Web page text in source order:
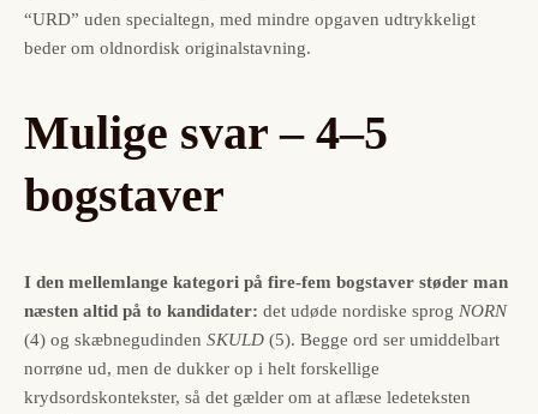
“URD” uden specialtegn, med mindre opgaven udtrykkeligt
beder om oldnordisk originalstavning.
Mulige svar – 4–5
bogstaver
I den mellemlange kategori på fire-fem bogstaver støder man
næsten altid på to kandidater: det udøde nordiske sprog NORN
(4) og skæbnegudinden SKULD (5). Begge ord ser umiddelbart
norrøne ud, men de dukker op i helt forskellige
krydsordskontekster, så det gælder om at aflæse ledeteksten